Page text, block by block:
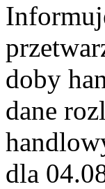
doby
dane
dla